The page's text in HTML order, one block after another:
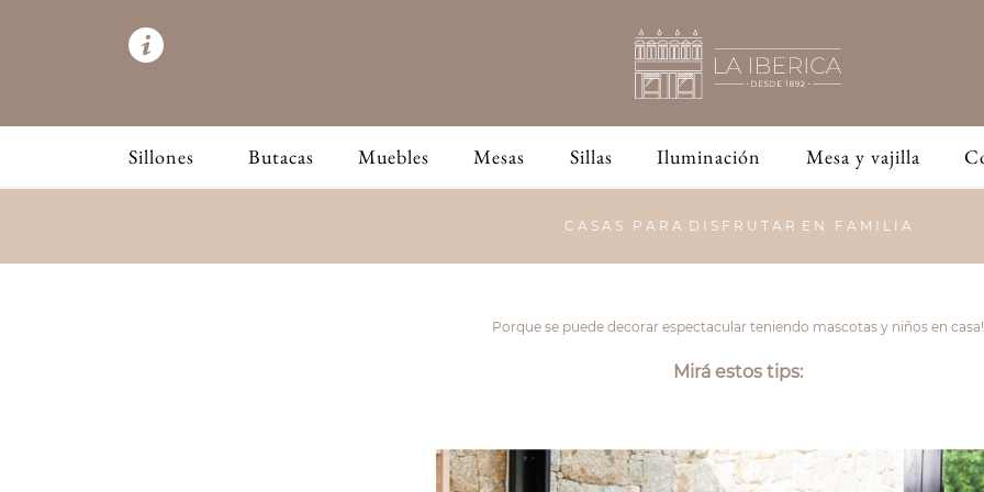
Sillones Butacas Muebles Mesas Sillas Iluminación Mesa y vajilla
C A S A S P A R A D I S F R U T A R E N F A M I L I A
Porque se puede decorar espectacular teniendo mascotas y niños en casa!
Mirá estos tips: